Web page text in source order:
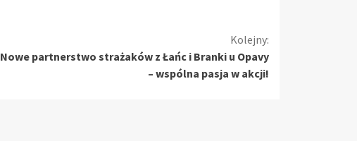
Kolejny:
Nowe partnerstwo strażaków z Łańc i Branki u Opavy
– wspólna pasja w akcji!